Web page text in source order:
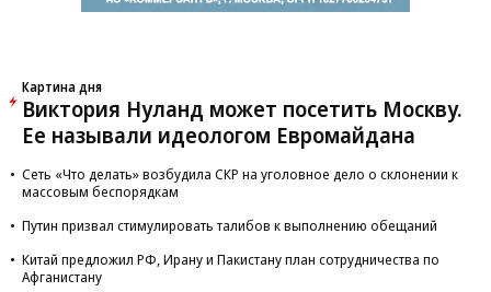
Картина дня
Виктория Нуланд может посетить Москву.
Ее называли идеологом Евромайдана
Сеть «Что делать» возбудила СКР на уголовное дело о склонении к
массовым беспорядкам
Путин призвал стимулировать талибов к выполнению обещаний
Китай предложил РФ, Ирану и Пакистану план сотрудничества по
Афганистану